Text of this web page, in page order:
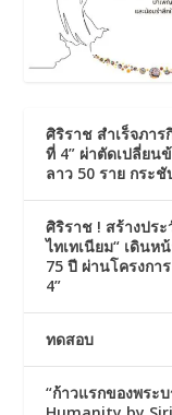
ศิริราช สำเร็จภา
ที่ 4” ผ่าตัดเปลี่ยน
ลาว 50 ราย กระ
ศิริราช ! สร้างปร
ไทเทเนียม“ เดิน
75 ปี ผ่านโครงก
4”
ทดสอบ
“ก้าวแรกของพระ